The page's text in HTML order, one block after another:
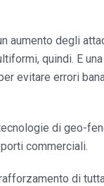
aumento degli
quindi. E
evitare errori
di geo-
commerciali.
di